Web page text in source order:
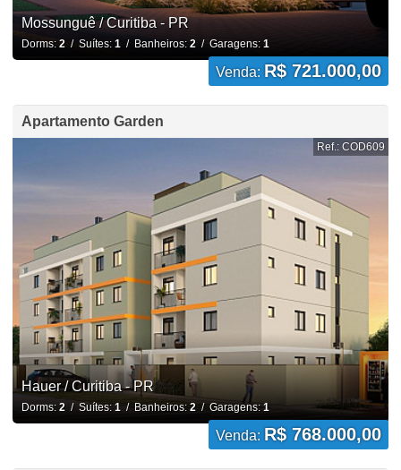
Mossunguê / Curitiba - PR
Dorms: 2/ Suítes: 1 / Banheiros: 2/ Garagens: 1
Venda: R$ 721.000,00
Apartamento Garden
Ref.: COD609
Hauer / Curitiba - PR
Dorms: 2/ Suítes: 1/ Banheiros: 2/ Garagens: 1
Venda: R$ 768.000,00